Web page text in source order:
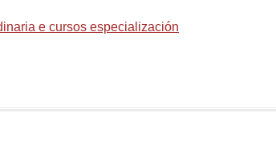
e cursos especialización